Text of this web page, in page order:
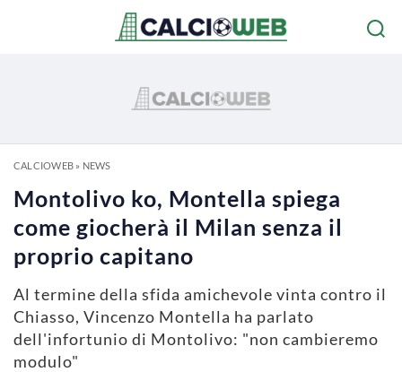
CALCIOWEB» NEWS
Montolivo ko, Montella spiega
come giocherà il Milan senza il
proprio capitano
Al termine della sfida amichevole vinta contro il
Chiasso, Vincenzo Montella ha parlato
dell'infortunio di Montolivo: "non cambieremo
modulo"